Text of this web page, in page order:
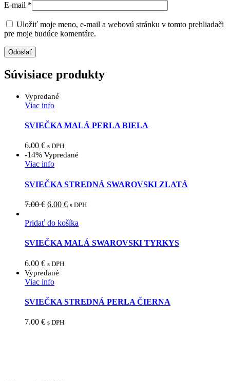
E-mail *
Uložiť moje meno, e-mail a webovú stránku v tomto prehliadači
pre moje budúce komentáre.
Súvisiace produkty
Vypredané
Viac info
SVIEČKA MALÁ PERLA BIELA
6.00 € s DPH
-14% Vypredané
Viac info
SVIEČKA STREDNÁ SWAROVSKI ZLATÁ
7.00€ 6.00 € s DPH
Pridať do košíka
SVIEČKA MALÁ SWAROVSKI TYRKYS
6.00 € s DPH
Vypredané
Viac info
SVIEČKA STREDNÁ PERLA ČIERNA
7.00 € s DPH